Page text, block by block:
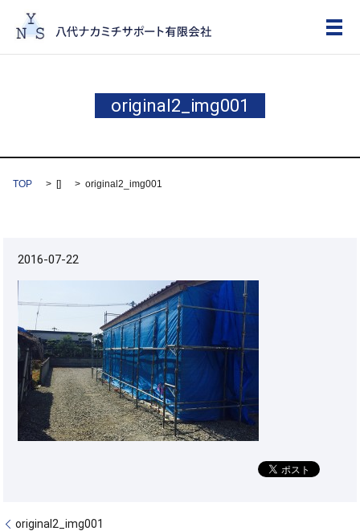
メ
original2_img001
TOP [] original2_img001
2016-07-22
original2_img001